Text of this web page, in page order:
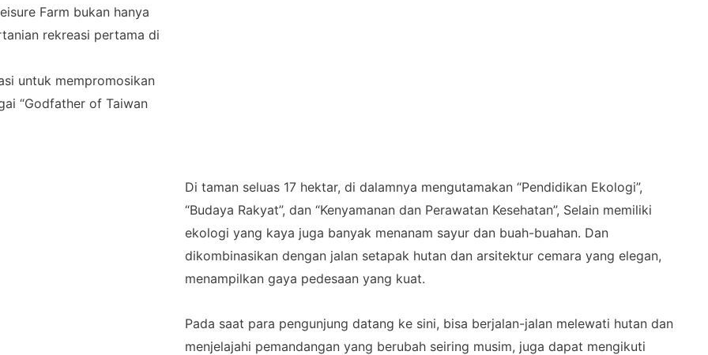
Farm bukan hanya
rekreasi pertama di
untuk mempromosikan
“Godfather of Taiwan
Di taman seluas 17 hektar, di dalamnya mengutamakan “Pendidikan Ekologi”,
“Budaya Rakyat”, dan “Kenyamanan dan Perawatan Kesehatan”, Selain memiliki
ekologi yang kaya juga banyak menanam sayur dan buah-buahan. Dan
dikombinasikan dengan jalan setapak hutan dan arsitektur cemara yang elegan,
menampilkan gaya pedesaan yang kuat.
Pada saat para pengunjung datang ke sini, bisa berjalan-jalan melewati hutan dan
menjelajahi pemandangan yang berubah seiring musim, juga dapat mengikuti